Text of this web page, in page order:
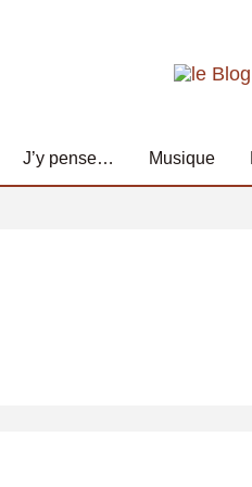
J’y pense… Musique